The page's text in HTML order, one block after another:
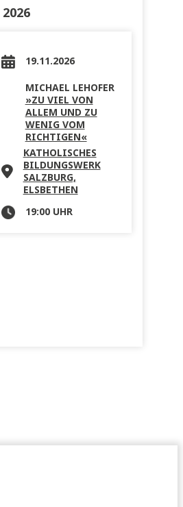
19.11.2026
MICHAEL LEHOFER
»ZU VIEL VON
ALLEM UND ZU
WENIG VOM
RICHTIGEN«
KATHOLISCHES
BILDUNGSWERK
SALZBURG,
ELSBETHEN
19:00 UHR